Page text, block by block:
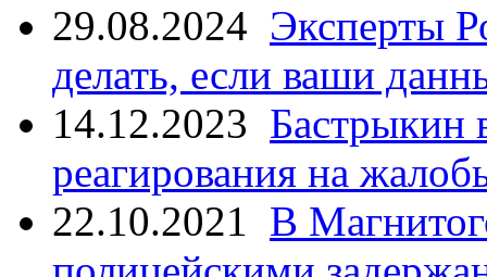
29.08.2024 Эксперты
делать, если ваши
14.12.2023 Бастрыкин
реагирования на
22.10.2021 В